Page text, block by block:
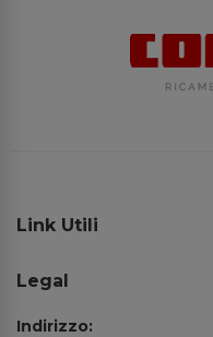
Link Utili
Legal
Indirizzo: